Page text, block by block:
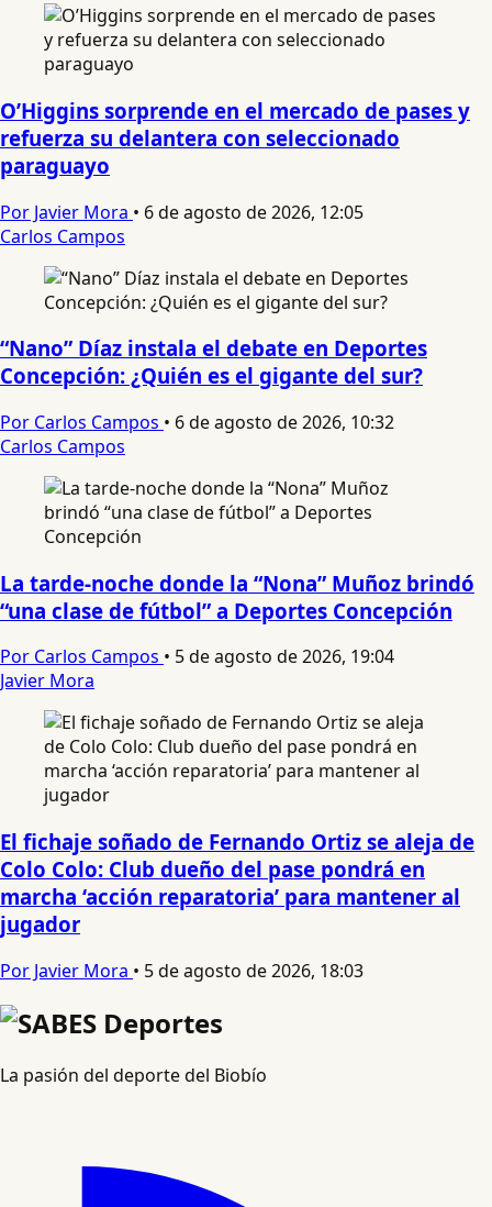
O’Higgins sorprende en el mercado de pases y
refuerza su delantera con seleccionado
paraguayo
Por Javier Mora • 6 de agosto de 2026, 12:05
Carlos Campos
“Nano” Díaz instala el debate en Deportes
Concepción: ¿Quién es el gigante del sur?
Por Carlos Campos • 6 de agosto de 2026, 10:32
Carlos Campos
La tarde-noche donde la “Nona” Muñoz brindó
“una clase de fútbol” a Deportes Concepción
Por Carlos Campos • 5 de agosto de 2026, 19:04
Javier Mora
El fichaje soñado de Fernando Ortiz se aleja de
Colo Colo: Club dueño del pase pondrá en
marcha ‘acción reparatoria’ para mantener al
jugador
Por Javier Mora • 5 de agosto de 2026, 18:03
La pasión del deporte del Biobío